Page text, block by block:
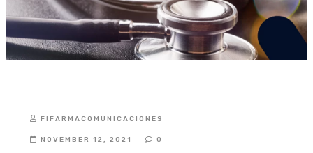
PUBLICATIONS
FIFARMACOMUNICACIONES
NOVEMBER 12, 2021 0